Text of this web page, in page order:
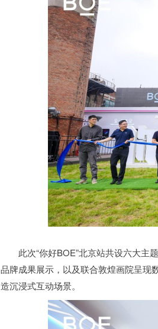
此次“你好BOE”北京站共设六大主
品牌成果展示，以及联合敦煌画院呈现
造沉浸式互动场景。